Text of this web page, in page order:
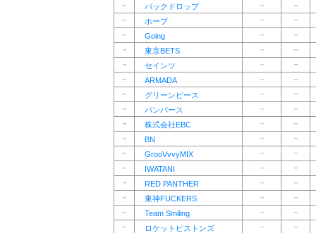
－
バックドロップ －
－
－
ホープ －
－
－
Going －
－
－
東京BETS －
－
－
セインツ －
－
－
ARMADA －
－
－
グリーンピース －
－
－
パンパース －
－
－
株式会社EBC －
－
－
BN －
－
－
GrooVvvyMIX －
－
－
IWATANI －
－
－
RED PANTHER －
－
－
東神FUCKERS －
－
－
Team Smiling －
－
－
ロケットピストンズ －
－